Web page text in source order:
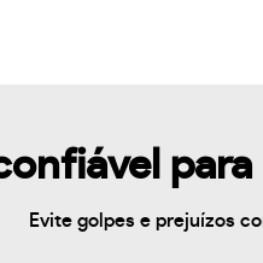
Evite golpes e prejuízos